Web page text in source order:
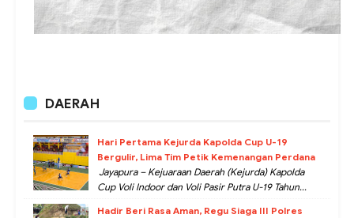
DAERAH
Hari Pertama Kejurda Kapolda Cup U-19
Bergulir, Lima Tim Petik Kemenangan Perdana
Jayapura – Kejuaraan Daerah (Kejurda) Kapolda
Cup Voli Indoor dan Voli Pasir Putra U-19 Tahun...
Hadir Beri Rasa Aman, Regu Siaga III Polres